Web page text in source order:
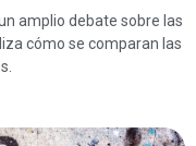
amplio debate sobre las
cómo se comparan las